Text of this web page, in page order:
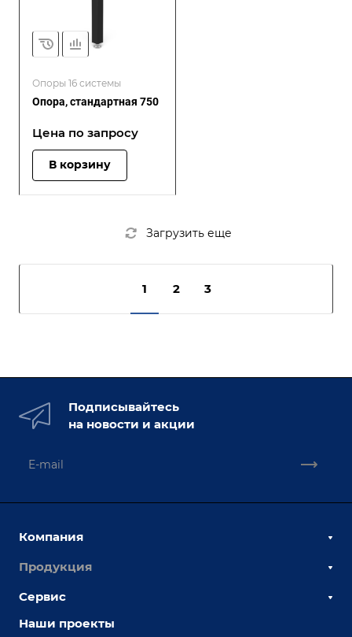
Опоры 16 системы
Опора, стандартная 750
Цена по запросу
В корзину
Загрузить еще
1 2 3
Подписывайтесь
на новости и акции
Компания
О компании
Продукция
Сборочно-сварочные столы
Оснастка для сварочных столов
Сервис
Сервисное обслуживание
Наши проекты